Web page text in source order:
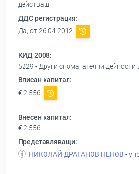
действащ
ДДС регистрация:
Да, от 26.04.2012
КИД 2008:
5229 - Други спомагателни дейности
Вписан капитал:
€ 2 556
Внесен капитал:
€ 2 556
Представляващи:
НИКОЛАЙ ДРАГАНОВ НЕНОВ -